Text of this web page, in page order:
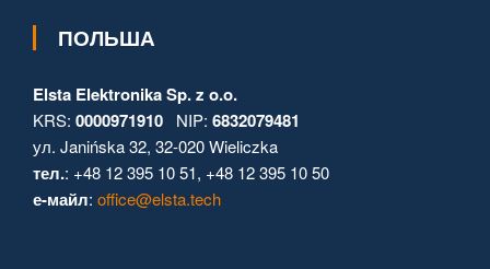
ПОЛЬША
Elsta Elektronika Sp. z o.o.
KRS: 0000971910 NIP: 6832079481
ул. Janińska 32, 32-020 Wieliczka
тел.: +48 12 395 10 51, +48 12 395 10 50
е-майл: office@elsta.tech